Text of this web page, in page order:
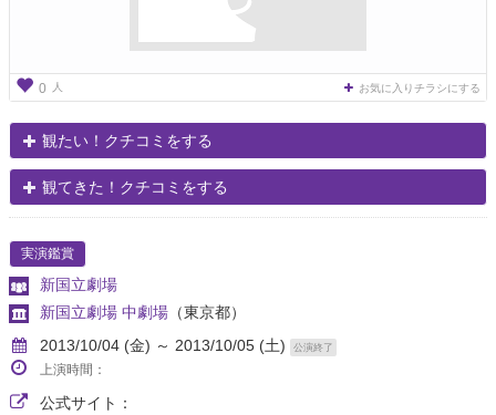
0 人 お気に入りチラシにする
観たい！クチコミをする
観てきた！クチコミをする
実演鑑賞
新国立劇場
新国立劇場 中劇場 （東京都）
2013/10/04 (金) ～ 2013/10/05 (土)
公演終了
上演時間：
公式サイト：